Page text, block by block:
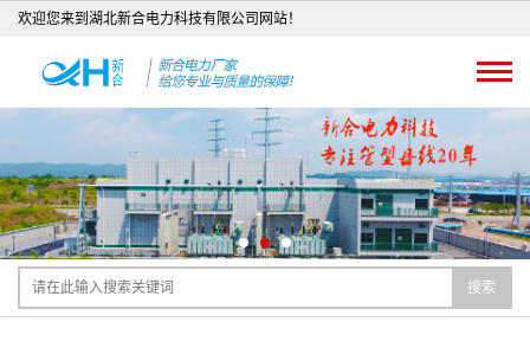
欢迎您来到湖北新合电力科技有限公司网站！
搜索